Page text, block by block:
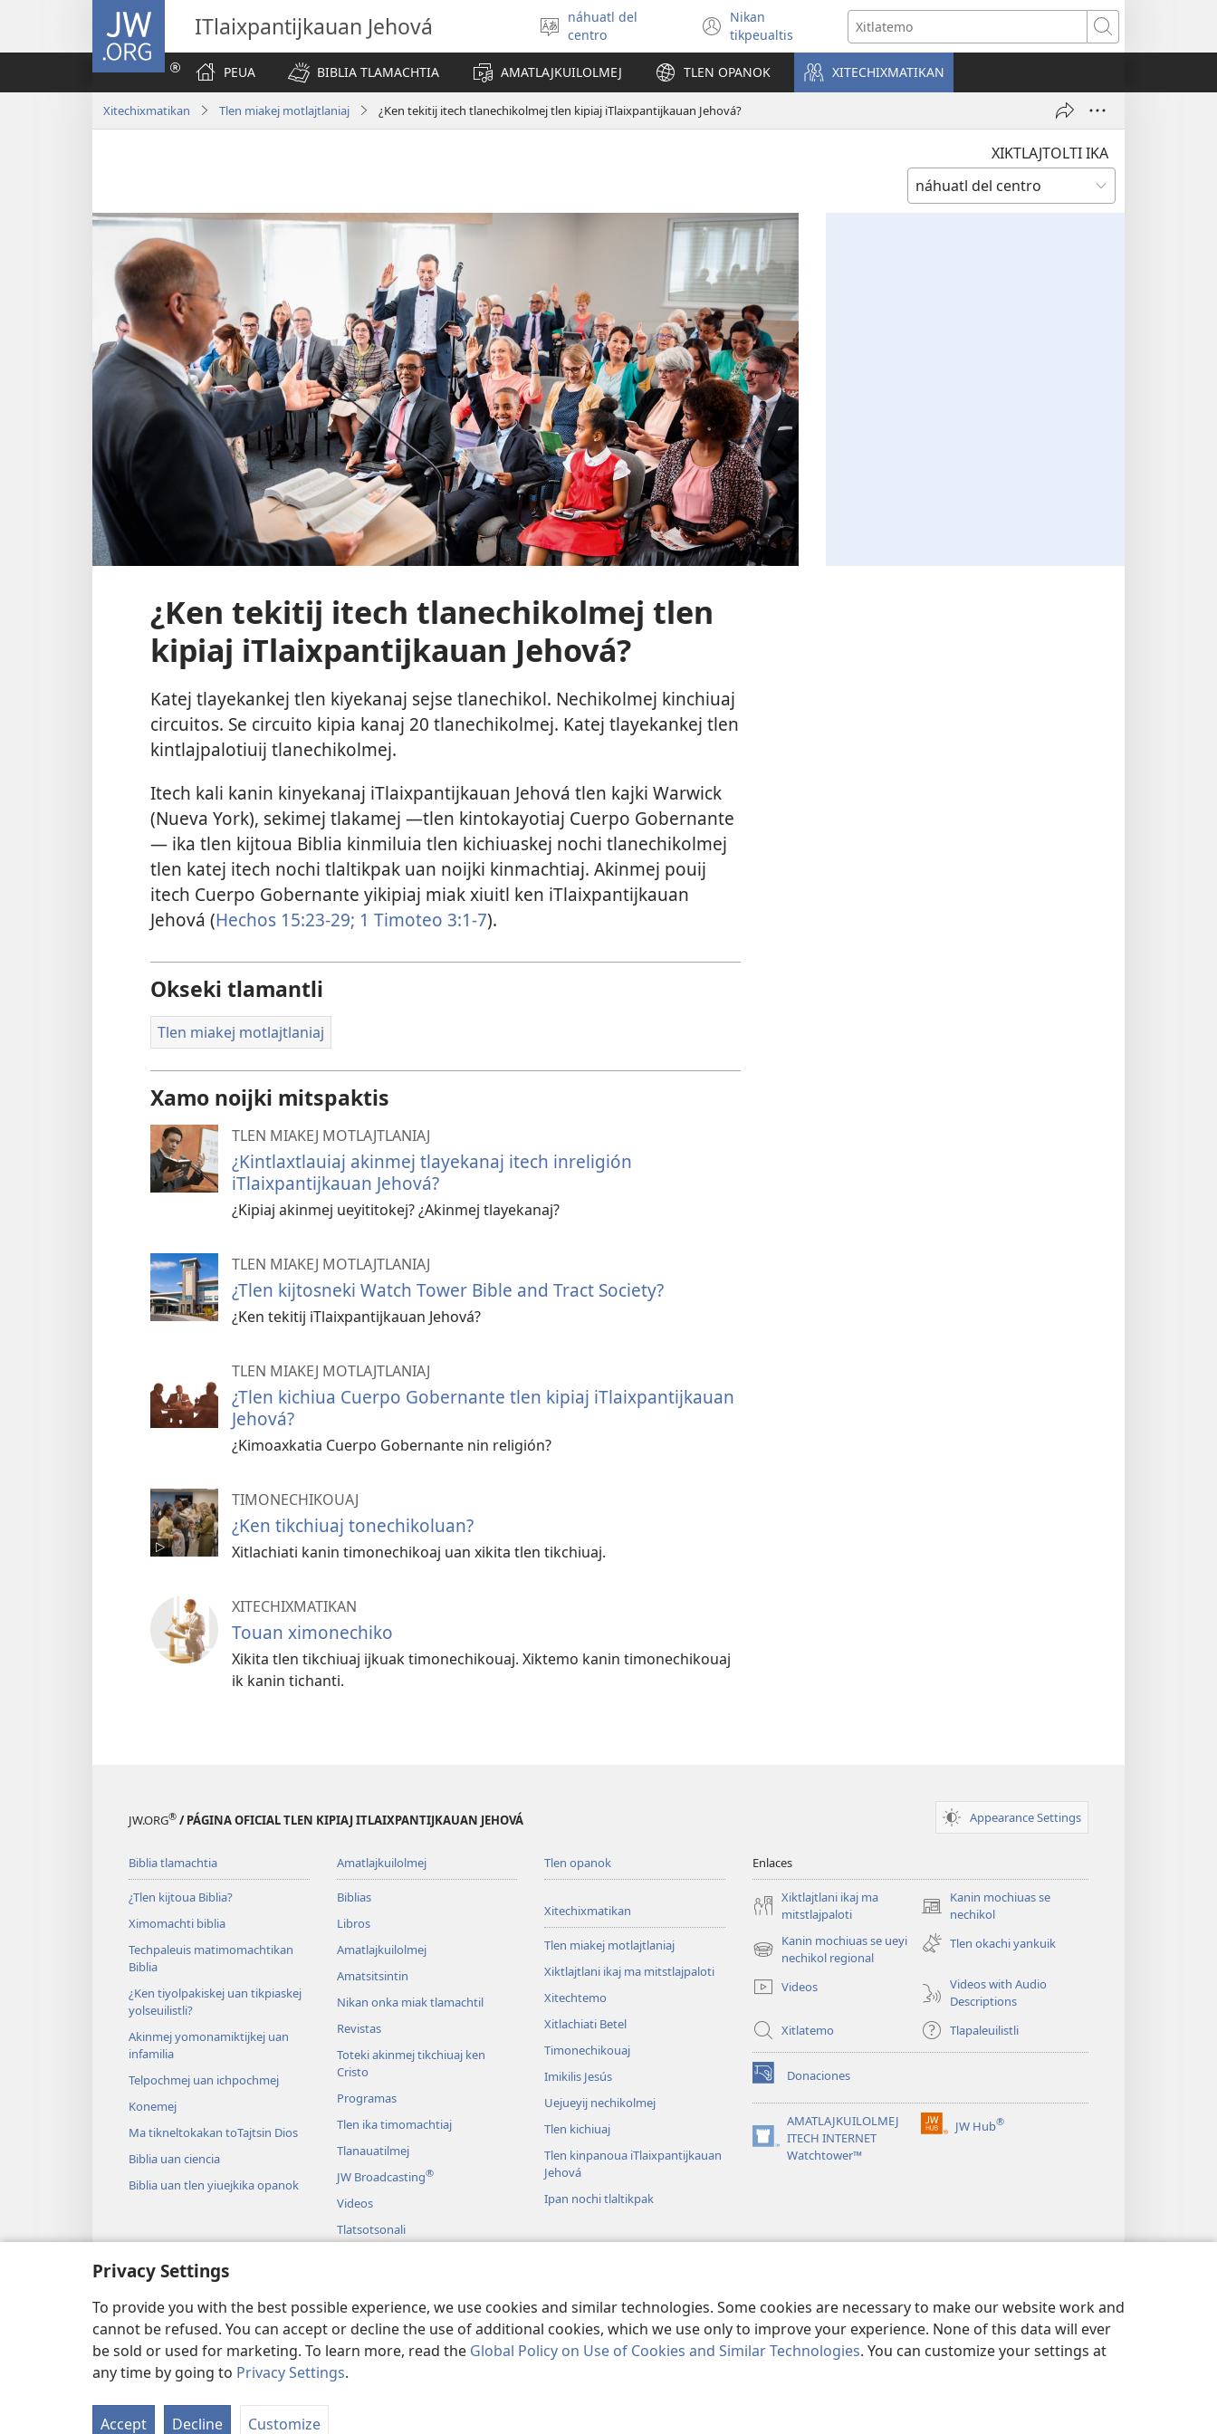
Privacy Settings
To provide you with the best possible experience, we use cookies and similar technologies. Some cookies are necessary to make our website work and
cannot be refused. You can accept or decline the use of additional cookies, which we use only to improve your experience. None of this data will ever
be sold or used for marketing. To learn more, read the Global Policy on Use of Cookies and Similar Technologies. You can customize your settings at
any time by going to Privacy Settings.
Accept Decline Customize
JW.ORG
ITlaixpantijkauan Jehová
se
tlajtoli
náhuatl del
centro
Nikan
tikpeualtis
(xiktlapo
okse
ventana)
Xitlatemo
PEUA BIBLIA TLAMACHTIA AMATLAJKUILOLMEJ TLEN OPANOK XITECHIXMATIKAN
Xitechixmatikan Tlen miakej motlajtlaniaj ¿Ken tekitij itech tlanechikolmej tlen kipiaj iTlaixpantijkauan Jehová?
XIKTLAJTOLTI IKA
¿Ken tekitij itech tlanechikolmej tlen
kipiaj iTlaixpantijkauan Jehová?
Katej tlayekankej tlen kiyekanaj sejse tlanechikol. Nechikolmej kinchiuaj
circuitos. Se circuito kipia kanaj 20 tlanechikolmej. Katej tlayekankej tlen
kintlajpalotiuij tlanechikolmej.
Itech kali kanin kinyekanaj iTlaixpantijkauan Jehová tlen kajki Warwick
(Nueva York), sekimej tlakamej —tlen kintokayotiaj Cuerpo Gobernante
— ika tlen kijtoua Biblia kinmiluia tlen kichiuaskej nochi tlanechikolmej
tlen katej itech nochi tlaltikpak uan noijki kinmachtiaj. Akinmej pouij
itech Cuerpo Gobernante yikipiaj miak xiuitl ken iTlaixpantijkauan
Jehová (Hechos 15:23-29; 1 Timoteo 3:1-7).
Okseki tlamantli
Tlen miakej motlajtlaniaj
Xamo noijki mitspaktis
TLEN MIAKEJ MOTLAJTLANIAJ
¿Kintlaxtlauiaj akinmej tlayekanaj itech inreligión
iTlaixpantijkauan Jehová?
¿Kipiaj akinmej ueyititokej? ¿Akinmej tlayekanaj?
TLEN MIAKEJ MOTLAJTLANIAJ
¿Tlen kijtosneki Watch Tower Bible and Tract Society?
¿Ken tekitij iTlaixpantijkauan Jehová?
TLEN MIAKEJ MOTLAJTLANIAJ
¿Tlen kichiua Cuerpo Gobernante tlen kipiaj iTlaixpantijkauan
Jehová?
¿Kimoaxkatia Cuerpo Gobernante nin religión?
TIMONECHIKOUAJ
¿Ken tikchiuaj tonechikoluan?
Xitlachiati kanin timonechikoaj uan xikita tlen tikchiuaj.
XITECHIXMATIKAN
Touan ximonechiko
Xikita tlen tikchiuaj ijkuak timonechikouaj. Xiktemo kanin timonechikouaj
ik kanin tichanti.
JW.ORG® / PÁGINA OFICIAL TLEN KIPIAJ ITLAIXPANTIJKAUAN JEHOVÁ Appearance Settings
Biblia tlamachtia
¿Tlen kijtoua Biblia?
Ximomachti biblia
Techpaleuis matimomachtikan
Biblia
¿Ken tiyolpakiskej uan tikpiaskej
yolseuilistli?
Akinmej yomonamiktijkej uan
infamilia
Telpochmej uan ichpochmej
Konemej
Ma tikneltokakan toTajtsin Dios
Biblia uan ciencia
Biblia uan tlen yiuejkika opanok
Amatlajkuilolmej
Biblias
Libros
Amatlajkuilolmej
Amatsitsintin
Nikan onka miak tlamachtil
Revistas
Toteki akinmej tikchiuaj ken
Cristo
Programas
Tlen ika timomachtiaj
Tlanauatilmej
JW Broadcasting®
Videos
Tlatsotsonali
opanok
Tlen opanok
Xitechixmatikan
Tlen miakej motlajtlaniaj
Xiktlajtlani ikaj ma mitstlajpaloti
Xitechtemo
Xitlachiati Betel
Timonechikouaj
Imikilis Jesús
Uejueyij nechikolmej
Tlen kichiuaj
Tlen kinpanoua iTlaixpantijkauan
Jehová
Ipan nochi tlaltikpak
Enlaces
Xiktlajtlani ikaj ma
mitstlajpaloti
Kanin mochiuas se
nechikol
(xiktlapo
okse
ventana)
Kanin mochiuas se ueyi
nechikol regional
(xiktlapo
ventana)
Tlen okachi yankuik
Videos
Videos with Audio
Descriptions
Xitlatemo
Tlapaleuilistli
Donaciones
(xiktlapo
okse
ventana)AMATLAJKUILOLMEJ
ITECH INTERNET
Watchtower™
(xiktlapo
JW Hub®
(xiktlapo
Copyright © 2026 Watch Tower Bible and Tract Society of Pennsylvania.